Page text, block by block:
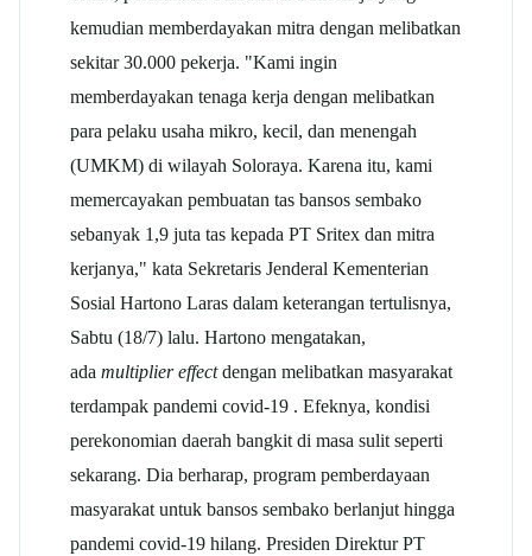
kemudian memberdayakan mitra dengan melibatkan
sekitar 30.000 pekerja. "Kami ingin
memberdayakan tenaga kerja dengan melibatkan
para pelaku usaha mikro, kecil, dan menengah
(UMKM) di wilayah Soloraya. Karena itu, kami
memercayakan pembuatan tas bansos sembako
sebanyak 1,9 juta tas kepada PT Sritex dan mitra
kerjanya," kata Sekretaris Jenderal Kementerian
Sosial Hartono Laras dalam keterangan tertulisnya,
Sabtu (18/7) lalu. Hartono mengatakan,
ada multiplier effectdengan melibatkan masyarakat
terdampak pandemi covid-19 . Efeknya, kondisi
perekonomian daerah bangkit di masa sulit seperti
sekarang. Dia berharap, program pemberdayaan
masyarakat untuk bansos sembako berlanjut hingga
pandemi covid-19 hilang. Presiden Direktur PT